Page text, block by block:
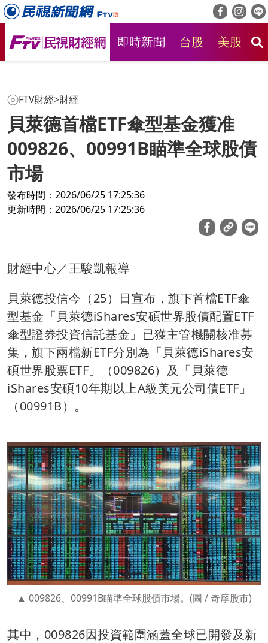
即時新聞 台股 美股
FTV財經>財經
貝萊德首檔ETF傘型基金獲准
009826、00991B瞄準全球股債
市場
發布時間：2026/06/25 17:25:36
更新時間：2026/06/25 17:25:36
財經中心／王駿凱報導
貝萊德投信今（25）日宣布，旗下首檔ETF傘
型基金「貝萊德iShares安碩世界股債配置ETF
傘型證券投資信託基金」已獲主管機關核准募
集，旗下兩檔新ETF分別為「貝萊德iShares安
碩世界股票ETF」（009826）及「貝萊德
iShares安碩10年期以上A級美元公司債ETF」
（00991B）。
009826、00991B瞄準全球股債市場。(圖 / 奇摩股市)
其中，009826因投資範圍涵蓋全球已開發及新